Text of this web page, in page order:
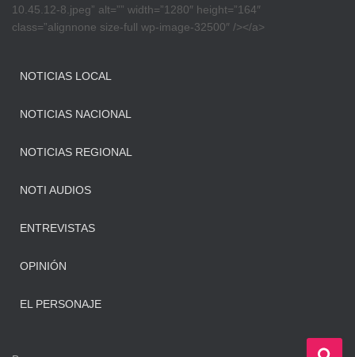
10.45.12-8.jpeg” alt=”” width=”1280″ height=”164″
class=”alignnone size-full wp-image-32500″ /></a>
NOTICIAS LOCAL
NOTICIAS NACIONAL
NOTICIAS REGIONAL
NOTI AUDIOS
ENTREVISTAS
OPINIÓN
EL PERSONAJE
B